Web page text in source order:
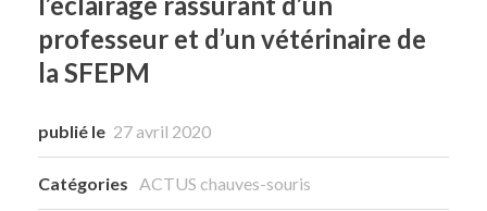
professeur et d’un vétérinaire de
la SFEPM
publié le 27 avril 2020
Catégories ACTUS chauves-souris